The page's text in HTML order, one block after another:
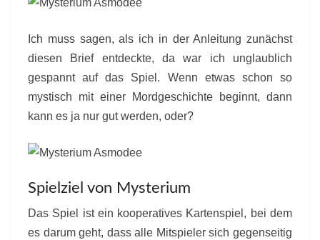
Ich muss sagen, als ich in der Anleitung zunächst
diesen Brief entdeckte, da war ich unglaublich
gespannt auf das Spiel. Wenn etwas schon so
mystisch mit einer Mordgeschichte beginnt, dann
kann es ja nur gut werden, oder?
Spielziel von Mysterium
Das Spiel ist ein kooperatives Kartenspiel, bei dem
es darum geht, dass alle Mitspieler sich gegenseitig